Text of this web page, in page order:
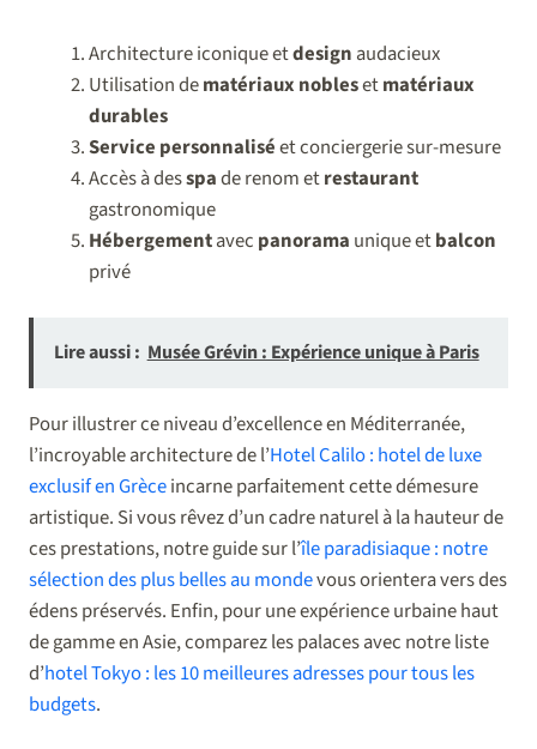
Architecture iconique etdesign audacieux
Utilisation dematériaux noblesetmatériaux
durables
Service personnaliséet conciergerie sur-mesure
Accès à desspade renom etrestaurant
gastronomique
Hébergementavec panorama unique etbalcon
privé
Lire aussi : Musée Grévin : Expérience unique à Paris
Pour illustrer ce niveau d’excellence en Méditerranée,
l’incroyable architecture de l’Hotel Calilo : hotel de luxe
exclusif en Grèceincarne parfaitement cette démesure
artistique. Si vous rêvez d’un cadre naturel à la hauteur de
ces prestations, notre guide sur l’île paradisiaque : notre
sélection des plus belles au mondevous orientera vers des
édens préservés. Enfin, pour une expérience urbaine haut
de gamme en Asie, comparez les palaces avec notre liste
d’hotel Tokyo : les 10 meilleures adresses pour tous les
budgets.